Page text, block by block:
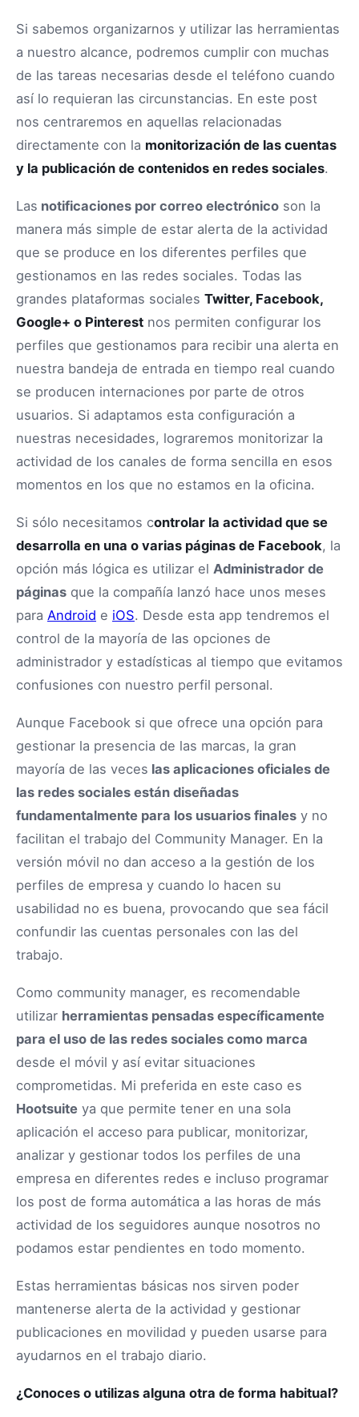
Si sabemos organizarnos y utilizar las herramientas
a nuestro alcance, podremos cumplir con muchas
de las tareas necesarias desde el teléfono cuando
así lo requieran las circunstancias. En este post
nos centraremos en aquellas relacionadas
directamente con la monitorización de las cuentas
y la publicación de contenidos en redes sociales.
Las notificaciones por correo electrónico son la
manera más simple de estar alerta de la actividad
que se produce en los diferentes perfiles que
gestionamos en las redes sociales. Todas las
grandes plataformas sociales Twitter, Facebook,
Google+ o Pinterest nos permiten configurar los
perfiles que gestionamos para recibir una alerta en
nuestra bandeja de entrada en tiempo real cuando
se producen internaciones por parte de otros
usuarios. Si adaptamos esta configuración a
nuestras necesidades, lograremos monitorizar la
actividad de los canales de forma sencilla en esos
momentos en los que no estamos en la oficina.
Si sólo necesitamos controlar la actividad que se
desarrolla en una o varias páginas de Facebook, la
opción más lógica es utilizar el Administrador de
páginas que la compañía lanzó hace unos meses
para Android e iOS. Desde esta app tendremos el
control de la mayoría de las opciones de
administrador y estadísticas al tiempo que evitamos
confusiones con nuestro perfil personal.
Aunque Facebook si que ofrece una opción para
gestionar la presencia de las marcas, la gran
mayoría de las veces las aplicaciones oficiales de
las redes sociales están diseñadas
fundamentalmente para los usuarios finales y no
facilitan el trabajo del Community Manager. En la
versión móvil no dan acceso a la gestión de los
perfiles de empresa y cuando lo hacen su
usabilidad no es buena, provocando que sea fácil
confundir las cuentas personales con las del
trabajo.
Como community manager, es recomendable
utilizar herramientas pensadas específicamente
para el uso de las redes sociales como marca
desde el móvil y así evitar situaciones
comprometidas. Mi preferida en este caso es
Hootsuite ya que permite tener en una sola
aplicación el acceso para publicar, monitorizar,
analizar y gestionar todos los perfiles de una
empresa en diferentes redes e incluso programar
los post de forma automática a las horas de más
actividad de los seguidores aunque nosotros no
podamos estar pendientes en todo momento.
Estas herramientas básicas nos sirven poder
mantenerse alerta de la actividad y gestionar
publicaciones en movilidad y pueden usarse para
ayudarnos en el trabajo diario.
¿Conoces o utilizas alguna otra de forma habitual?